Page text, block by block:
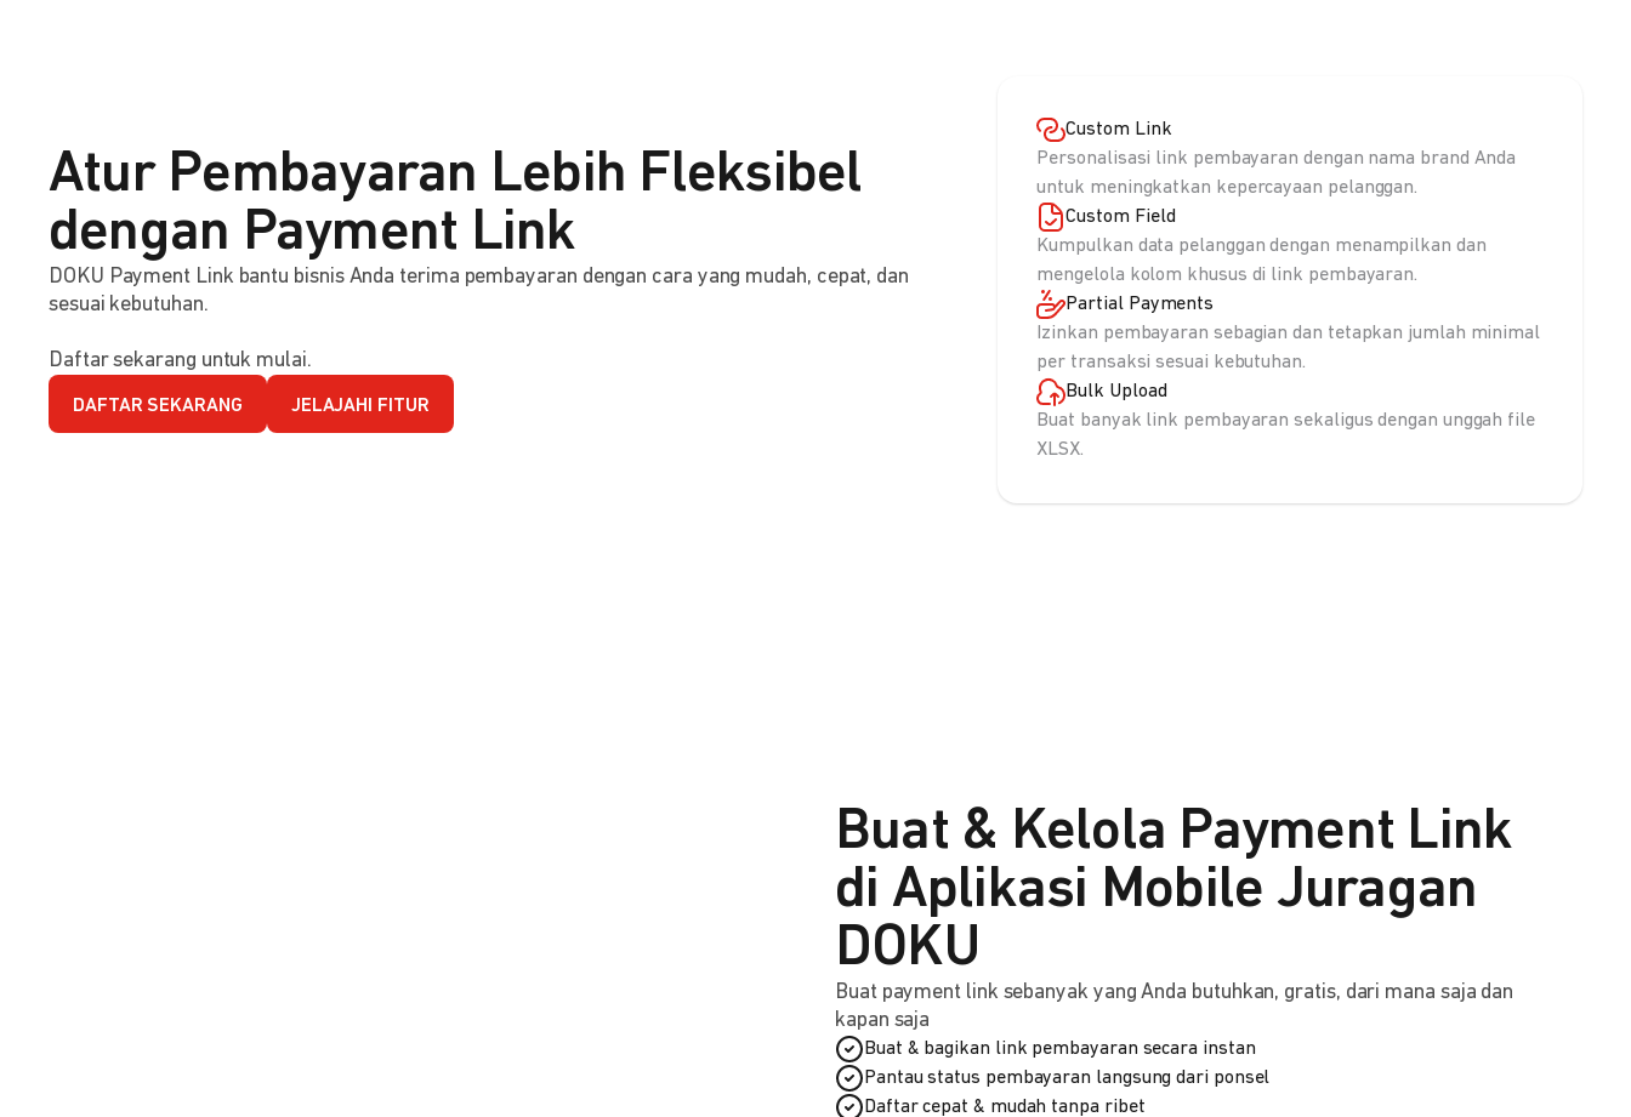
Atur Pembayaran Lebih Fleksibel
dengan Payment Link
DOKU Payment Link bantu bisnis Anda terima pembayaran dengan cara yang mudah, cepat, dan
sesuai kebutuhan.
Daftar sekarang untuk mulai.
DAFTAR SEKARANG JELAJAHI FITUR
Custom Link
Personalisasi link pembayaran dengan nama brand Anda
untuk meningkatkan kepercayaan pelanggan.
Custom Field
Kumpulkan data pelanggan dengan menampilkan dan
mengelola kolom khusus di link pembayaran.
Partial Payments
Izinkan pembayaran sebagian dan tetapkan jumlah minimal
per transaksi sesuai kebutuhan.
Bulk Upload
Buat banyak link pembayaran sekaligus dengan unggah file
XLSX.
Buat & Kelola Payment Link
di Aplikasi Mobile Juragan
DOKU
Buat payment link sebanyak yang Anda butuhkan, gratis, dari mana saja dan
kapan saja
Buat & bagikan link pembayaran secara instan
Pantau status pembayaran langsung dari ponsel
Daftar cepat & mudah tanpa ribet